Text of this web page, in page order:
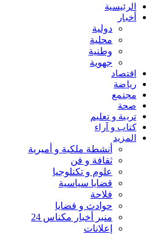
الرئيسية
أخبار
دولية
محلية
وطنية
جهوية
اقتصاد
رياضة
مجتمع
صحة
تربية و تعليم
كتاب و آراء
المزيد
أنشطة ملكية و أميرية
ثقافة و فن
علوم و تكنلوجيا
قضايا سياسية
فلاحة
حوادث و قضايا
منبر أخبار مكناس 24
إعلانات